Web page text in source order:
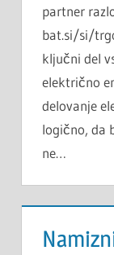
partner
bat.si/si/
ključni del
električno
delovanje
logično, da
ne…